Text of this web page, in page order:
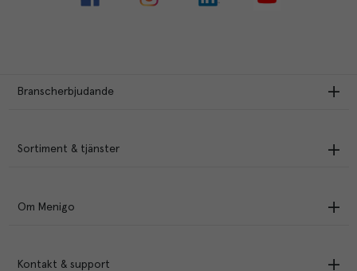
Branscherbjudande
Sortiment & tjänster
Om Menigo
Kontakt & support